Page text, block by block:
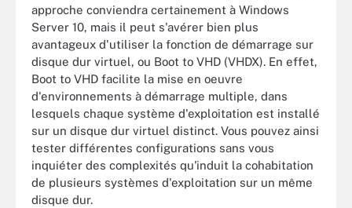
approche conviendra certainement à Windows
Server 10, mais il peut s'avérer bien plus
avantageux d'utiliser la fonction de démarrage sur
disque dur virtuel, ou Boot to VHD (VHDX). En effet,
Boot to VHD facilite la mise en oeuvre
d'environnements à démarrage multiple, dans
lesquels chaque système d'exploitation est installé
sur un disque dur virtuel distinct. Vous pouvez ainsi
tester différentes configurations sans vous
inquiéter des complexités qu'induit la cohabitation
de plusieurs systèmes d'exploitation sur un même
disque dur.